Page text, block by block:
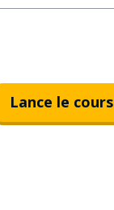
Lance le cours